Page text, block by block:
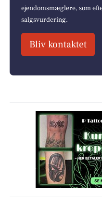
ejendomsmæglere, som
salgsvurdering.
Bliv kontaktet